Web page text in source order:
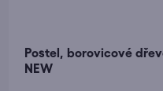
Postel, borovicové
NEW